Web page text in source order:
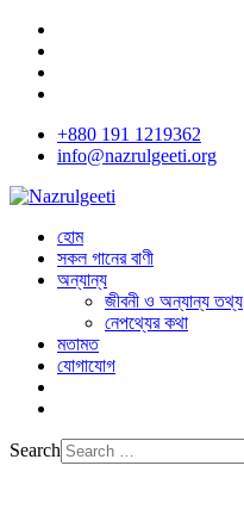
+880 191 1219362
info@nazrulgeeti.org
হোম
সকল গানের বাণী
অন্যান্য
জীবনী ও অন্যান্য তথ্য
নেপথ্যের কথা
মতামত
যোগাযোগ
Search